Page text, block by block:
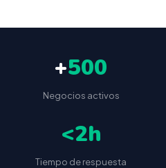
+500
Negocios activos
<2h
Tiempo de respuesta